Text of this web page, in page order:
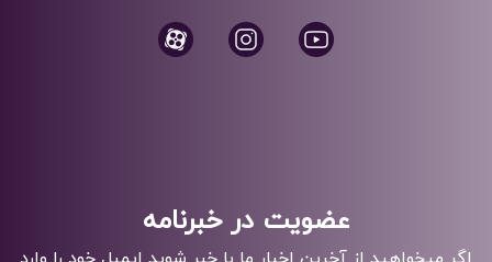
عضویت در خبرنامه